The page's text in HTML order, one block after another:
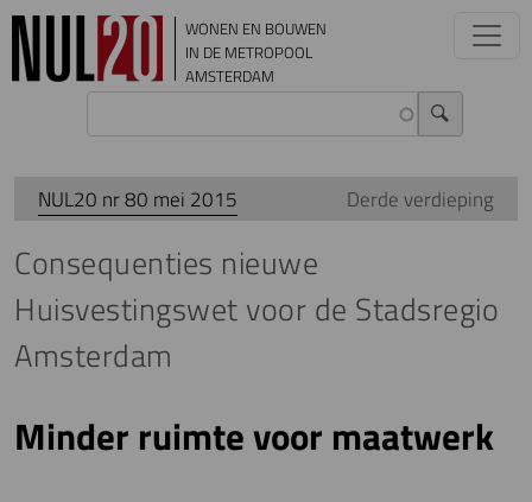
Overslaan en naar de inhoud gaan
WONEN EN BOUWEN
IN DE METROPOOL
AMSTERDAM
NUL20 nr 80 mei 2015 Derde verdieping
Consequenties nieuwe
Huisvestingswet voor de Stadsregio
Amsterdam
Minder ruimte voor maatwerk